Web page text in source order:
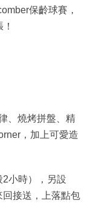
保齡球賽，
、燒烤拼盤、精
，加上可愛造
小時），另設
接送，上落點包